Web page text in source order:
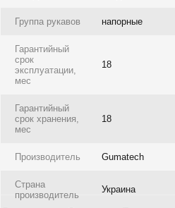
Группа рукавов напорные
Гарантийный
срок
эксплуатации,
мес
18
Гарантийный
срок хранения,
мес
18
Производитель Gumatech
Страна
производитель
Украина